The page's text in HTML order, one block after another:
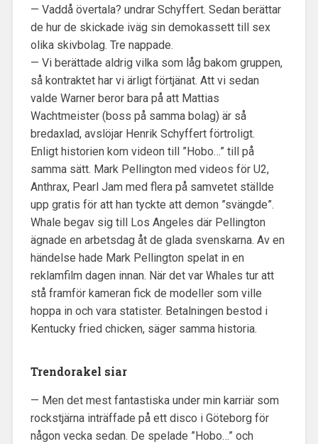
— Vaddå övertala? undrar Schyffert. Sedan berättar
de hur de skickade iväg sin demokassett till sex
olika skivbolag. Tre nappade.
— Vi berättade aldrig vilka som låg bakom gruppen,
så kontraktet har vi ärligt förtjänat. Att vi sedan
valde Warner beror bara på att Mattias
Wachtmeister (boss på samma bolag) är så
bredaxlad, avslöjar Henrik Schyffert förtroligt.
Enligt historien kom videon till ”Hobo…” till på
samma sätt. Mark Pellington med videos för U2,
Anthrax, Pearl Jam med flera på samvetet ställde
upp gratis för att han tyckte att demon ”svängde”.
Whale begav sig till Los Angeles där Pellington
ägnade en arbetsdag åt de glada svenskarna. Av en
händelse hade Mark Pellington spelat in en
reklamfilm dagen innan. När det var Whales tur att
stå framför kameran fick de modeller som ville
hoppa in och vara statister. Betalningen bestod i
Kentucky fried chicken, säger samma historia.
Trendorakel siar
— Men det mest fantastiska under min karriär som
rockstjärna inträffade på ett disco i Göteborg för
någon vecka sedan. De spelade ”Hobo…” och